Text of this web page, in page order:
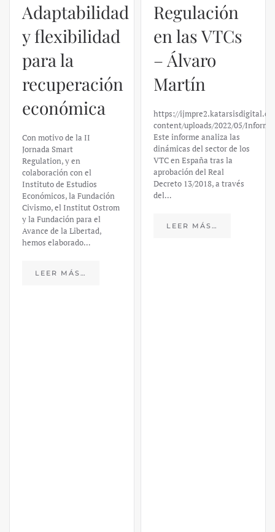
Regulación
en las VTCs
– Álvaro
Martín
https://ijmpre2.katarsisdigital.com/wp-
content/uploads/2022/05/Informe_sobre_las_VTC.pdf
Este informe analiza las
dinámicas del sector de los
VTC en España tras la
aprobación del Real
Decreto 13/2018, a través
del…
LEER MÁS…
El caso de
Silicon
Valley Bank:
un análisis
financiero –
Daniel
Fernández